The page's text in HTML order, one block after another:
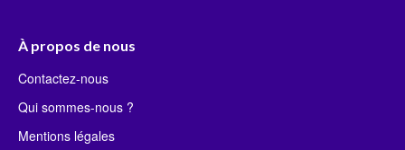
À propos de nous
Contactez-nous
Qui sommes-nous ?
Mentions légales